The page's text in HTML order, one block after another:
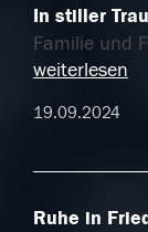
In stiller
Familie und
weiterlesen
19.09.2024
Ruhe in